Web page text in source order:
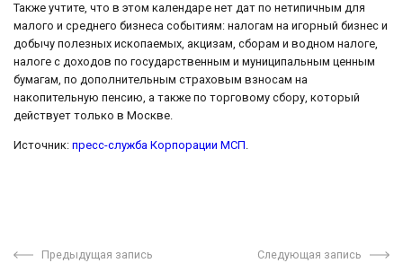
Также учтите, что в этом календаре нет дат по нетипичным для
малого и среднего бизнеса событиям: налогам на игорный бизнес и
добычу полезных ископаемых, акцизам, сборам и водном налоге,
налоге с доходов по государственным и муниципальным ценным
бумагам, по дополнительным страховым взносам на
накопительную пенсию, а также по торговому сбору, который
действует только в Москве.
Источник: пресс-служба Корпорации МСП.
Предыдущая запись Следующая запись